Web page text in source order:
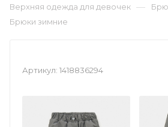
Верхняя одежда для девочек —
Брюки зимние
Артикул: 1418836294